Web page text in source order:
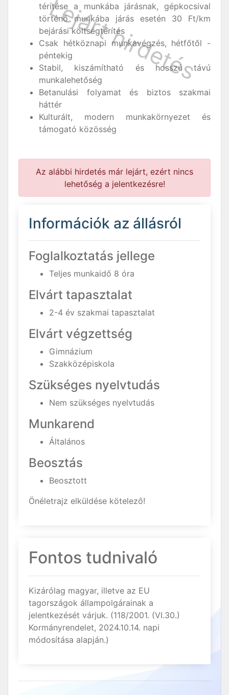
térítése a munkába járásnak, gépkocsival
történő munkába járás esetén 30 Ft/km
bejárási költségtérítés
Csak hétköznapi munkavégzés, hétfőtől -
péntekig
Stabil, kiszámítható és hosszú távú
munkalehetőség
Betanulási folyamat és biztos szakmai
háttér
Kulturált, modern munkakörnyezet és
támogató közösség
Az alábbi hirdetés már lejárt, ezért nincs
lehetőség a jelentkezésre!
Információk az állásról
Foglalkoztatás jellege
Teljes munkaidő 8 óra
Elvárt tapasztalat
2-4 év szakmai tapasztalat
Elvárt végzettség
Gimnázium
Szakközépiskola
Szükséges nyelvtudás
Nem szükséges nyelvtudás
Munkarend
Általános
Beosztás
Beosztott
Önéletrajz elküldése kötelező!
Fontos tudnivaló
Kizárólag magyar, illetve az EU
tagországok állampolgárainak a
jelentkezését várjuk. (118/2001. (VI.30.)
Kormányrendelet, 2024.10.14. napi
módosítása alapján.)